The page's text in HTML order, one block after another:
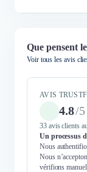
Que pensent
Voir tous les avis
AVIS
4.8/5
33 avis clients
Un processus
Nous
Nous
vérifions